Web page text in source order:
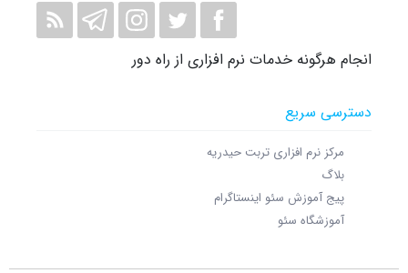
انجام هرگونه خدمات نرم افزاری از راه دور
دسترسی سریع
مرکز نرم افزاری تربت حیدریه
بلاگ
پیج آموزش سئو اینستاگرام
آموزشگاه سئو